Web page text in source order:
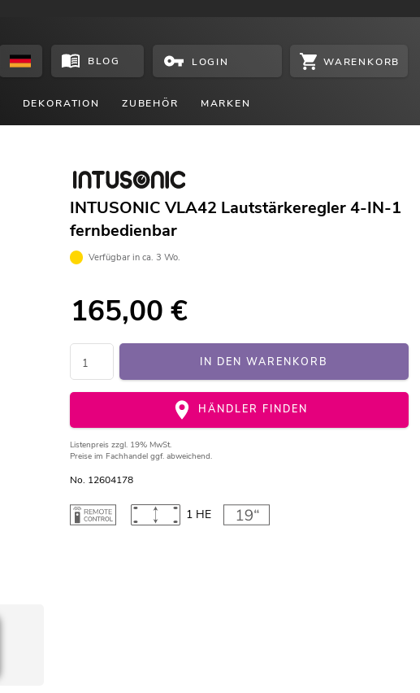
BLOG LOGIN WARENKORB
DEKORATION ZUBEHÖR MARKEN
INTUSONIC VLA42 Lautstärkeregler 4-IN-1
fernbedienbar
Verfügbar in ca. 3 Wo.
165,00 €
IN DEN WARENKORB
HÄNDLER FINDEN
Listenpreis zzgl. 19% MwSt.
Preise im Fachhandel ggf. abweichend.
No. 12604178
1 HE